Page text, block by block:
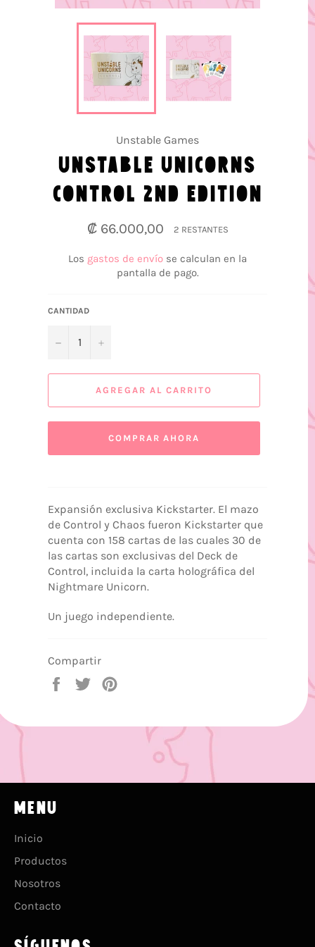
Unstable Games
UNSTABLE UNICORNS
CONTROL 2ND EDITION
Precio
habitual
₡ 66.000,00 2 RESTANTES
Los gastos de envío se calculan en la
pantalla de pago.
CANTIDAD
− +
AGREGAR AL CARRITO
COMPRAR AHORA
Expansión exclusiva Kickstarter. El mazo
de Control y Chaos fueron Kickstarter que
cuenta con 158 cartas de las cuales 30 de
las cartas son exclusivas del Deck de
Control, incluida la carta holográfica del
Nightmare Unicorn.
Un juego independiente.
Compartir
Compartir
Tuitear
MENU
Inicio
Productos
Nosotros
Contacto